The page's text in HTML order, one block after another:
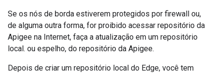
Se os nós de borda estiverem protegidos por firewall ou,
de alguma outra forma, for proibido acessar repositório da
Apigee na Internet, faça a atualização em um repositório
local. ou espelho, do repositório da Apigee.
Depois de criar um repositório local do Edge, você tem